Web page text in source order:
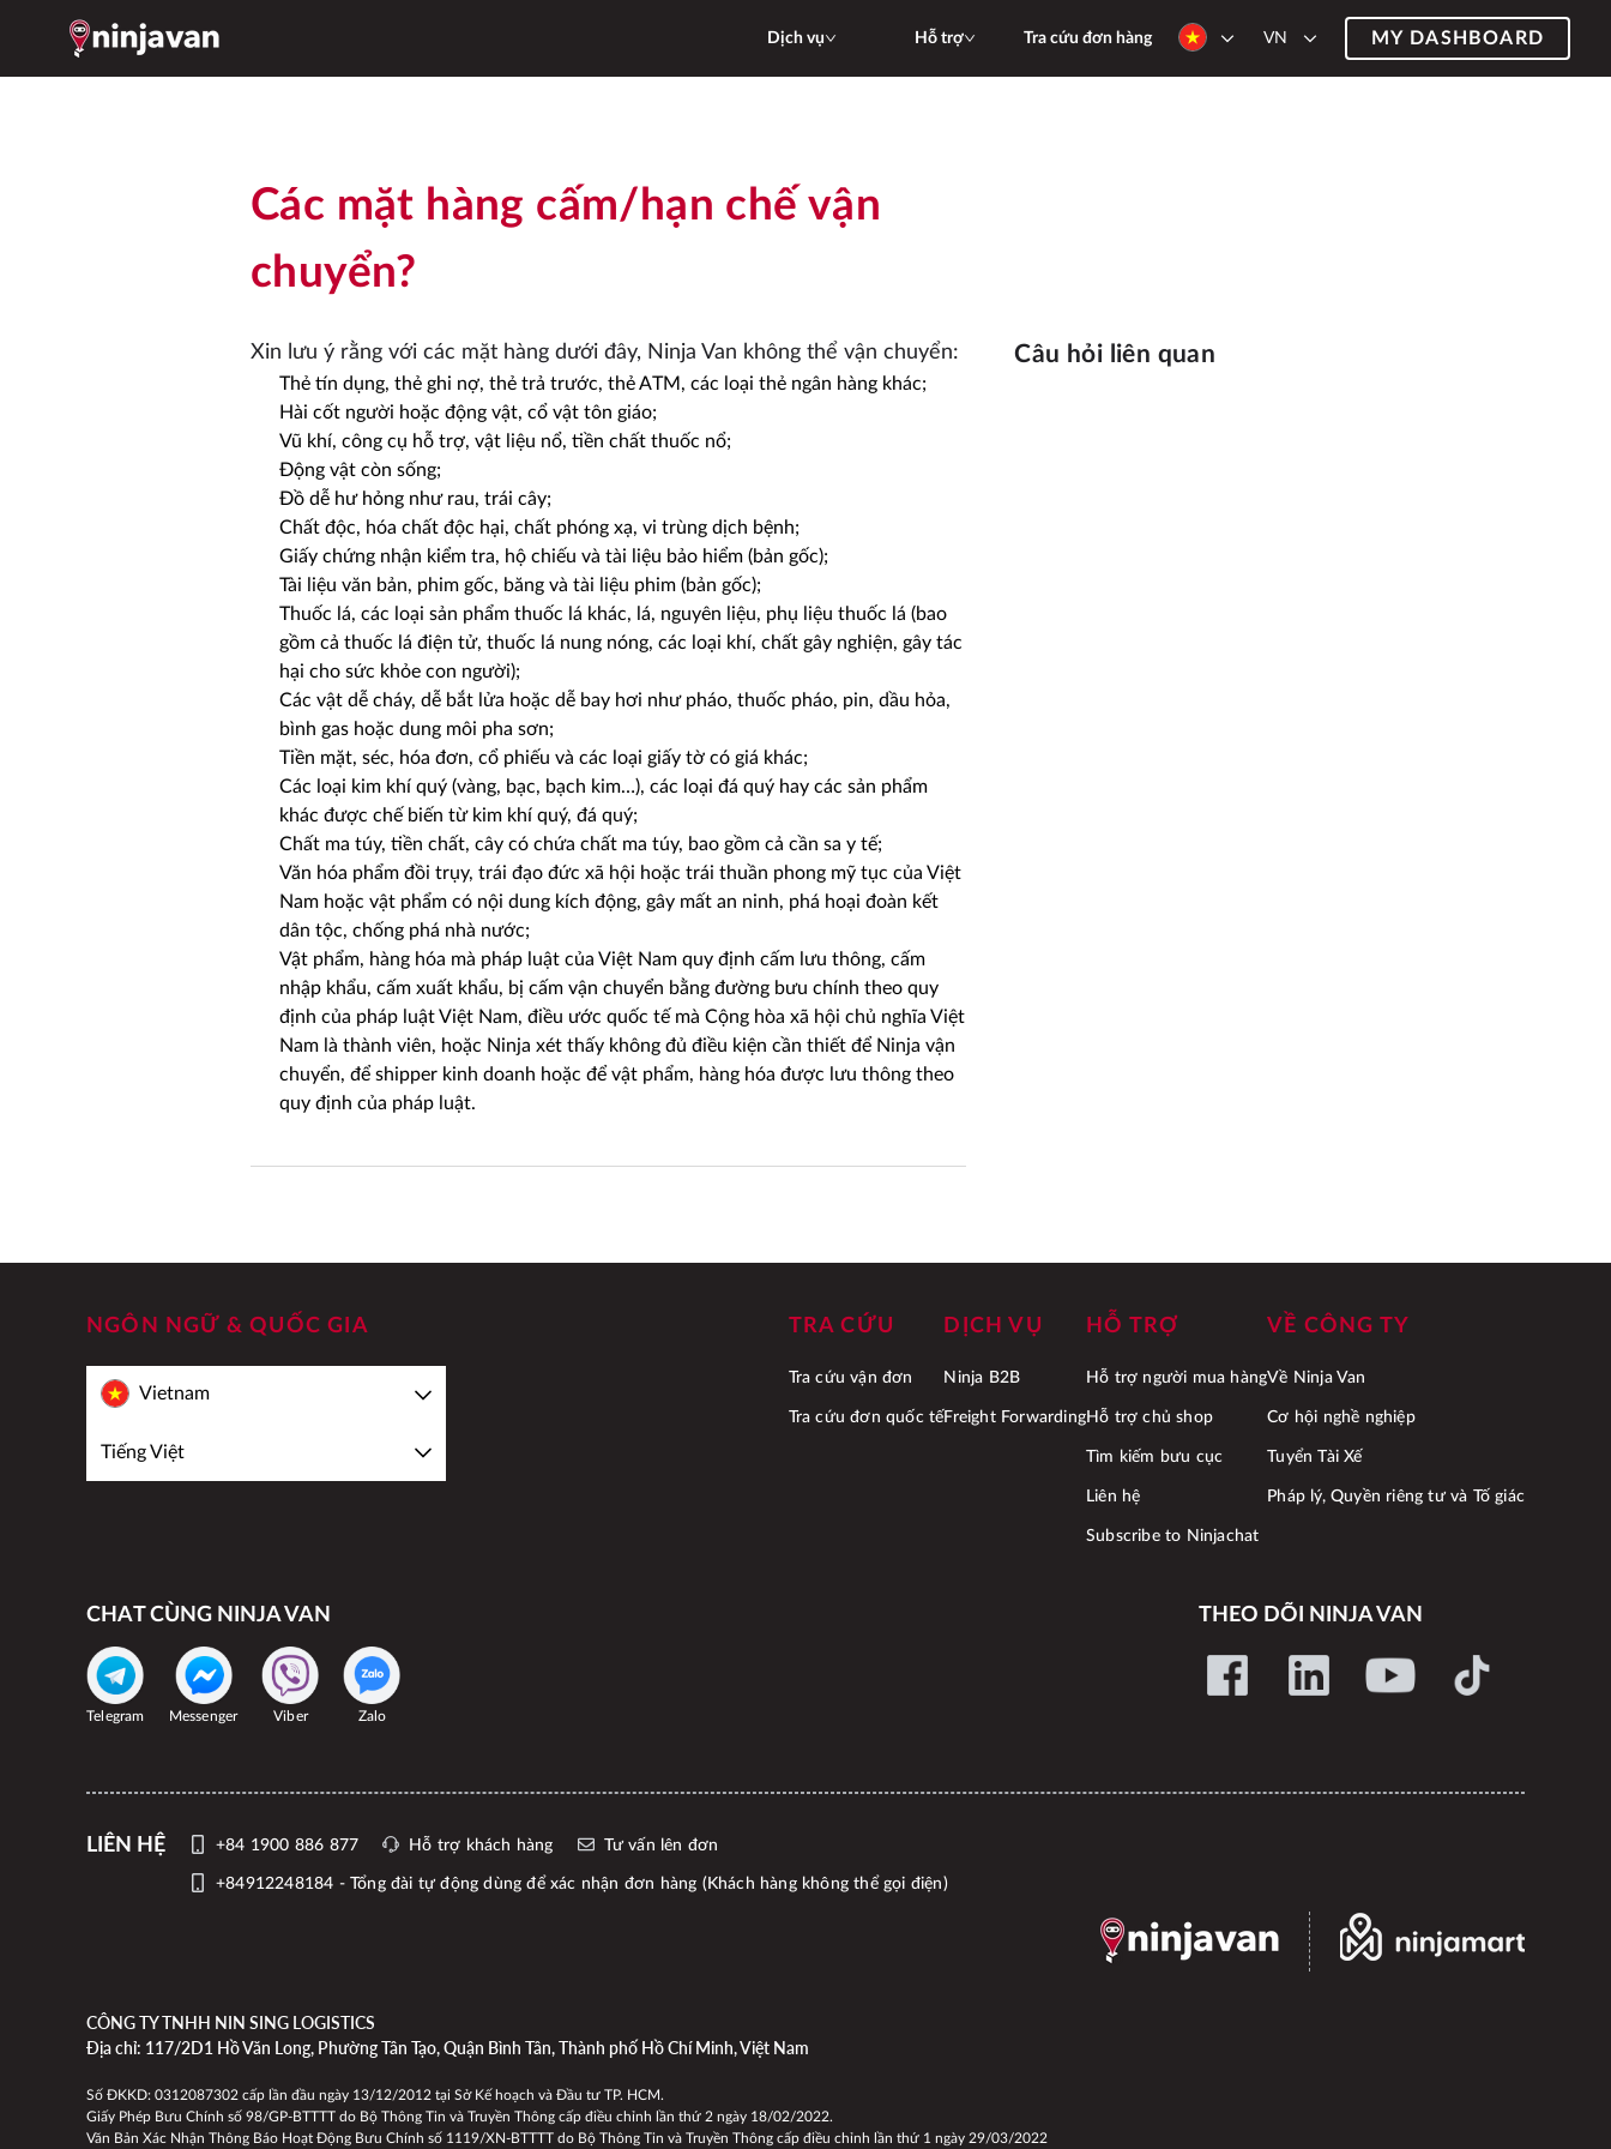
Dịch vụ Hỗ trợ Tra cứu đơn hàng VN MY DASHBOARD
Các mặt hàng cấm/hạn chế vận
chuyển?
Xin lưu ý rằng với các mặt hàng dưới đây, Ninja Van không thể vận chuyển:
Thẻ tín dụng, thẻ ghi nợ, thẻ trả trước, thẻ ATM, các loại thẻ ngân hàng khác;
Hài cốt người hoặc động vật, cổ vật tôn giáo;
Vũ khí, công cụ hỗ trợ, vật liệu nổ, tiền chất thuốc nổ;
Động vật còn sống;
Đồ dễ hư hỏng như rau, trái cây;
Chất độc, hóa chất độc hại, chất phóng xạ, vi trùng dịch bệnh;
Giấy chứng nhận kiểm tra, hộ chiếu và tài liệu bảo hiểm (bản gốc);
Tài liệu văn bản, phim gốc, băng và tài liệu phim (bản gốc);
Thuốc lá, các loại sản phẩm thuốc lá khác, lá, nguyên liệu, phụ liệu thuốc lá (bao
gồm cả thuốc lá điện tử, thuốc lá nung nóng, các loại khí, chất gây nghiện, gây tác
hại cho sức khỏe con người);
Các vật dễ cháy, dễ bắt lửa hoặc dễ bay hơi như pháo, thuốc pháo, pin, dầu hỏa,
bình gas hoặc dung môi pha sơn;
Tiền mặt, séc, hóa đơn, cổ phiếu và các loại giấy tờ có giá khác;
Các loại kim khí quý (vàng, bạc, bạch kim…), các loại đá quý hay các sản phẩm
khác được chế biến từ kim khí quý, đá quý;
Chất ma túy, tiền chất, cây có chứa chất ma túy, bao gồm cả cần sa y tế;
Văn hóa phẩm đồi trụy, trái đạo đức xã hội hoặc trái thuần phong mỹ tục của Việt
Nam hoặc vật phẩm có nội dung kích động, gây mất an ninh, phá hoại đoàn kết
dân tộc, chống phá nhà nước;
Vật phẩm, hàng hóa mà pháp luật của Việt Nam quy định cấm lưu thông, cấm
nhập khẩu, cấm xuất khẩu, bị cấm vận chuyển bằng đường bưu chính theo quy
định của pháp luật Việt Nam, điều ước quốc tế mà Cộng hòa xã hội chủ nghĩa Việt
Nam là thành viên, hoặc Ninja xét thấy không đủ điều kiện cần thiết để Ninja vận
chuyển, để shipper kinh doanh hoặc để vật phẩm, hàng hóa được lưu thông theo
quy định của pháp luật.
Câu hỏi liên quan
NGÔN NGỮ & QUỐC GIA
Vietnam
Tiếng Việt
TRA CỨU
Tra cứu vận đơn
Tra cứu đơn quốc tế
DỊCH VỤ
Ninja B2B
Freight Forwarding
HỖ TRỢ
Hỗ trợ người mua hàng
Hỗ trợ chủ shop
Tìm kiếm bưu cục
Liên hệ
Subscribe to Ninjachat
VỀ CÔNG TY
Về Ninja Van
Cơ hội nghề nghiệp
Tuyển Tài Xế
Pháp lý, Quyền riêng tư và Tố giác
CHAT CÙNG NINJA VAN
Telegram Messenger Viber Zalo
THEO DÕI NINJA VAN
LIÊN HỆ +84 1900 886 877 Hỗ trợ khách hàng Tư vấn lên đơn
+84912248184 - Tổng đài tự động dùng để xác nhận đơn hàng (Khách hàng không thể gọi điện)
CÔNG TY TNHH NIN SING LOGISTICS
Địa chỉ: 117/2D1 Hồ Văn Long, Phường Tân Tạo, Quận Bình Tân, Thành phố Hồ Chí Minh, Việt Nam
Số ĐKKD: 0312087302 cấp lần đầu ngày 13/12/2012 tại Sở Kế hoạch và Đầu tư TP. HCM.
Giấy Phép Bưu Chính số 98/GP-BTTTT do Bộ Thông Tin và Truyền Thông cấp điều chỉnh lần thứ 2 ngày 18/02/2022.
Văn Bản Xác Nhận Thông Báo Hoạt Động Bưu Chính số 1119/XN-BTTTT do Bộ Thông Tin và Truyền Thông cấp điều chỉnh lần thứ 1 ngày 29/03/2022